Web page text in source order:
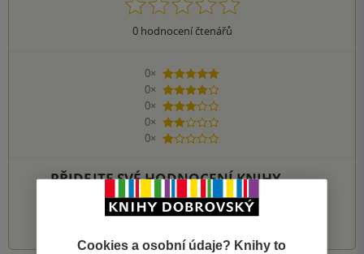
0hodnocení čtenářů
0×
5 hvězdiček
0×
4 hvězdičky
0×
3 hvězdičky
0×
2 hvězdičky
0×
1 hvezdička
PŘIDEJTE SVÉ HODNOCENÍ KNIHY
1 2 3 4 5
Cookies a osobní údaje? Knihy to